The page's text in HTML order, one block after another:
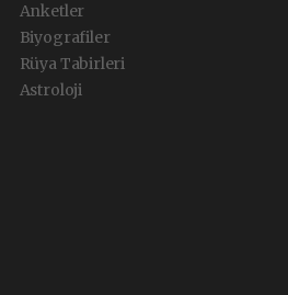
Anketler
Biyografiler
Rüya Tabirleri
Astroloji